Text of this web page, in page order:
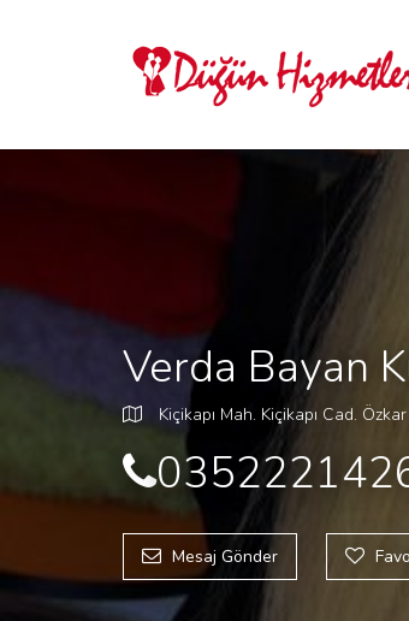
Verda Bayan
Kiçikapı Mah. Kiçikapı Cad.
Mesaj Gönder